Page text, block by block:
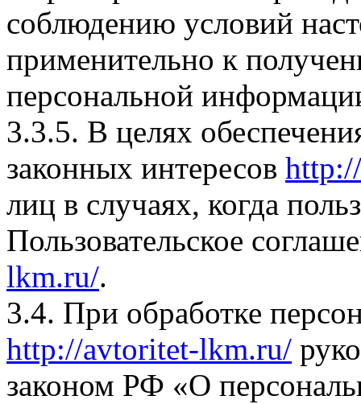
соблюдению условий
применительно к
персональной
3.3.5. В целях
законных интересов
лиц в случаях, когда
Пользовательское
lkm.ru/.
3.4. При обработке
http://avtoritet-lkm.ru/
законом РФ «О